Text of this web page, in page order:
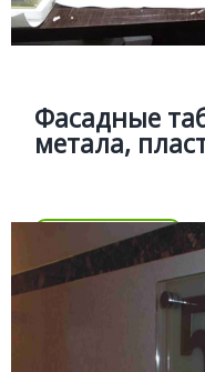
Фасадные
метала,
Подробней
Изготовление